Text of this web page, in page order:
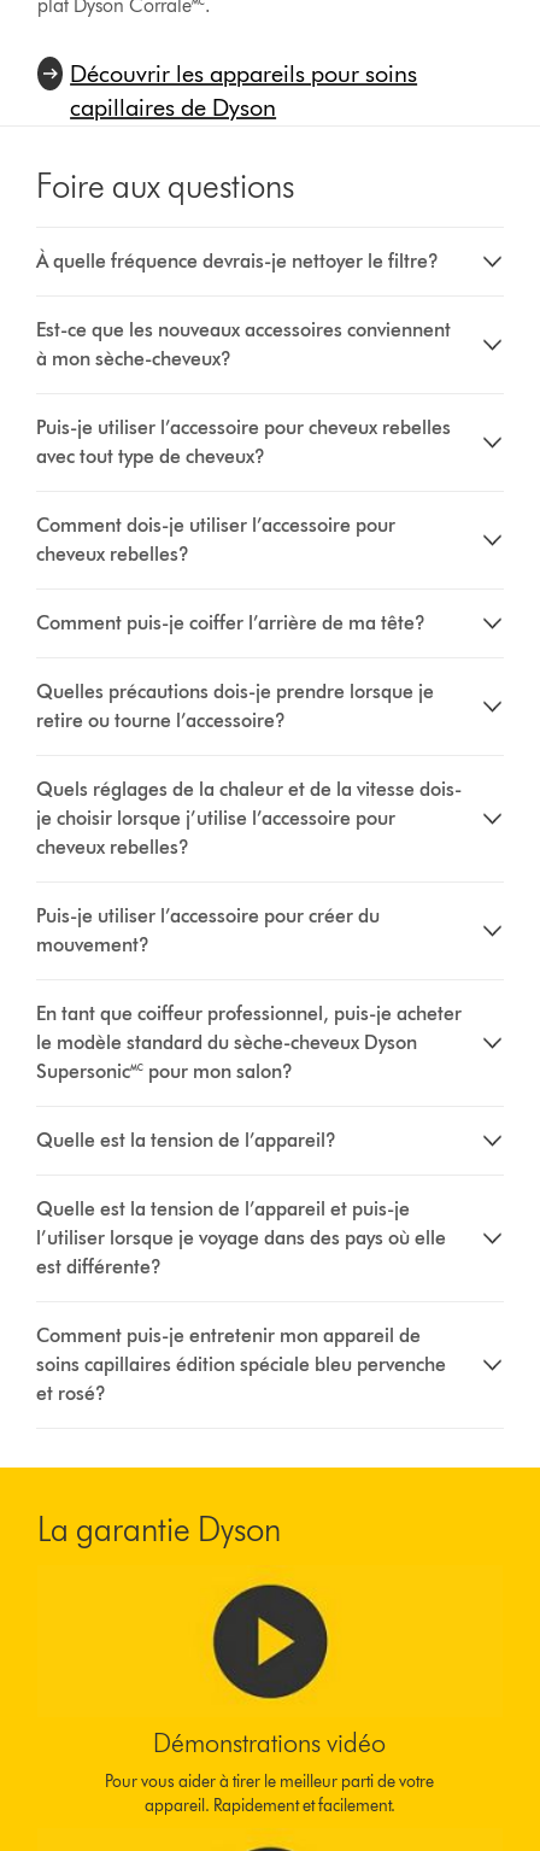
plat Dyson Corrale🅪.
Découvrir les appareils pour soins
capillaires de Dyson
Foire aux questions
À quelle fréquence devrais-je nettoyer le filtre?
Est-ce que les nouveaux accessoires conviennent
à mon sèche-cheveux?
Puis-je utiliser l’accessoire pour cheveux rebelles
avec tout type de cheveux?
Comment dois-je utiliser l’accessoire pour
cheveux rebelles?
Comment puis-je coiffer l’arrière de ma tête?
Quelles précautions dois-je prendre lorsque je
retire ou tourne l’accessoire?
Quels réglages de la chaleur et de la vitesse dois-
je choisir lorsque j’utilise l’accessoire pour
cheveux rebelles?
Puis-je utiliser l’accessoire pour créer du
mouvement?
En tant que coiffeur professionnel, puis-je acheter
le modèle standard du sèche-cheveux Dyson
Supersonic🅪 pour mon salon?
Quelle est la tension de l’appareil?
Quelle est la tension de l’appareil et puis-je
l’utiliser lorsque je voyage dans des pays où elle
est différente?
Comment puis-je entretenir mon appareil de
soins capillaires édition spéciale bleu pervenche
et rosé?
La garantie Dyson
Démonstrations vidéo
Pour vous aider à tirer le meilleur parti de votre
appareil. Rapidement et facilement.